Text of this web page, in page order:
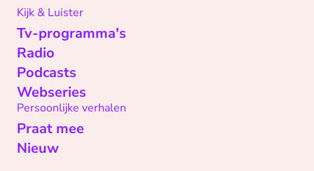
Kijk & Luister
Tv-programma's
Radio
Podcasts
Webseries
Persoonlijke verhalen
Praat mee
Nieuw